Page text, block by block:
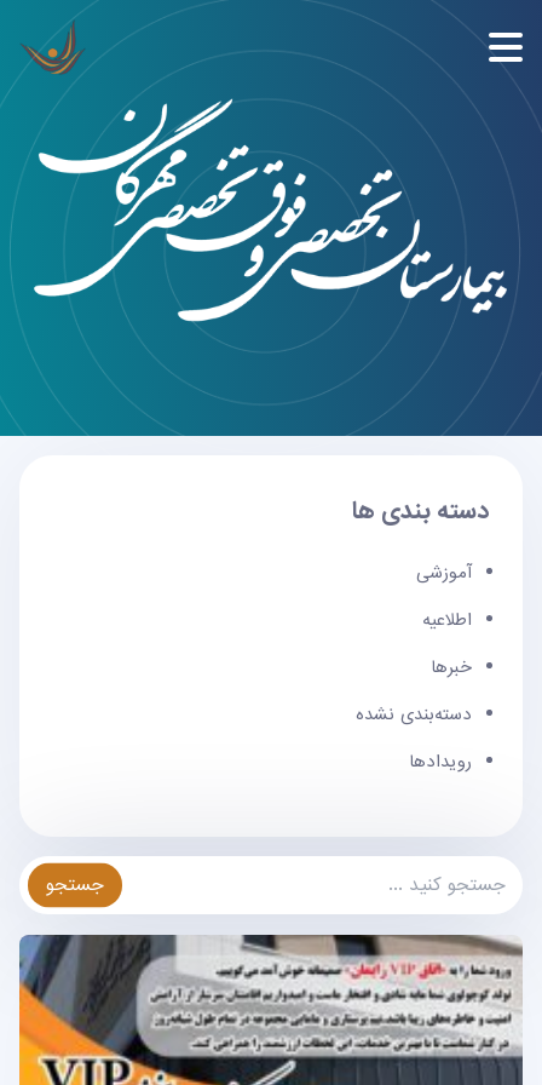
دسته بندی ها
آموزشی
اطلاعیه
خبرها
دسته‌بندی نشده
رویدادها
جستجو